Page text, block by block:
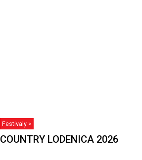
Festivaly >
COUNTRY LODENICA 2026